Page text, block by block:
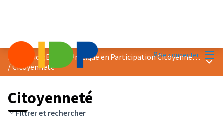
Se connecter
Prix &quot;Bonne Pratique en Participation Citoyenne&quot; 2023
/Citoyenneté
Citoyenneté
Filtrer et rechercher